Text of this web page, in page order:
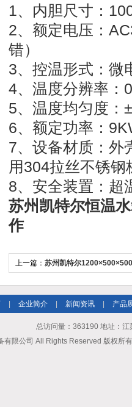
1、内胆尺寸：
2、额定电压：
错）
3、控温形式：
4、温度分辨率
5、温度均匀度
6、额定功率：
7、设备材质：外
用304拉丝不锈
8、安全装置：超
苏州凯特尔恒温
作
上一篇： 苏州凯特尔
企业简介 新闻资讯 产品
总访问量：363190 地址：
有限公司 All Rights Reserved 版权所